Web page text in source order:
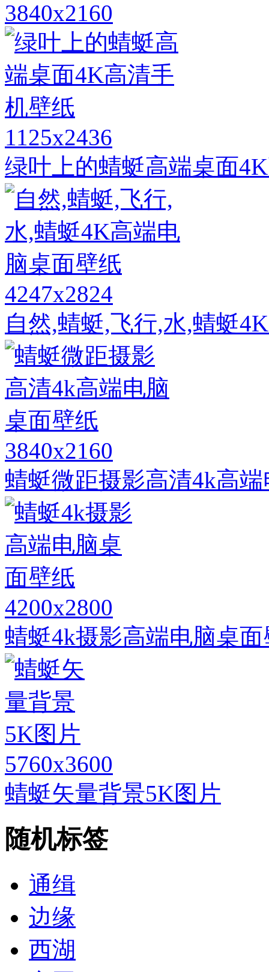
3840x2160
1125x2436
绿叶上的蜻蜓高端桌面
4247x2824
自然,蜻蜓,飞行,水,蜻蜓
3840x2160
蜻蜓微距摄影高清4k高
4200x2800
蜻蜓4k摄影高端电脑桌面
5760x3600
蜻蜓矢量背景5K图片
随机标签
通缉
边缘
西湖